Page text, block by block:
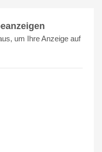
um Ihre Anzeige auf